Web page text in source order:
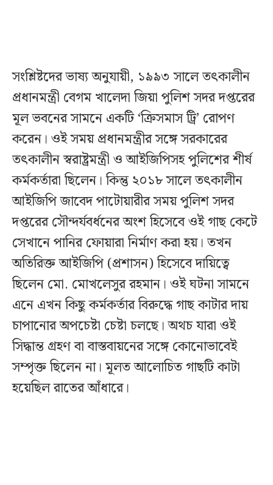
সংশ্লিষ্টদের ভাষ্য অনুযায়ী, ১৯৯৩ সালে তৎকালীন
প্রধানমন্ত্রী বেগম খালেদা জিয়া পুলিশ সদর দপ্তরের
মূল ভবনের সামনে একটি ‘ক্রিসমাস ট্রি’ রোপণ
করেন। ওই সময় প্রধানমন্ত্রীর সঙ্গে সরকারের
তৎকালীন স্বরাষ্ট্রমন্ত্রী ও আইজিপিসহ পুলিশের শীর্ষ
কর্মকর্তারা ছিলেন। কিন্তু ২০১৮ সালে তৎকালীন
আইজিপি জাবেদ পাটোয়ারীর সময় পুলিশ সদর
দপ্তরের সৌন্দর্যবর্ধনের অংশ হিসেবে ওই গাছ কেটে
সেখানে পানির ফোয়ারা নির্মাণ করা হয়। তখন
অতিরিক্ত আইজিপি (প্রশাসন) হিসেবে দায়িত্বে
ছিলেন মো. মোখলেসুর রহমান। ওই ঘটনা সামনে
এনে এখন কিছু কর্মকর্তার বিরুদ্ধে গাছ কাটার দায়
চাপানোর অপচেষ্টা চেষ্টা চলছে। অথচ যারা ওই
সিদ্ধান্ত গ্রহণ বা বাস্তবায়নের সঙ্গে কোনোভাবেই
সম্পৃক্ত ছিলেন না। মূলত আলোচিত গাছটি কাটা
হয়েছিল রাতের আঁধারে।